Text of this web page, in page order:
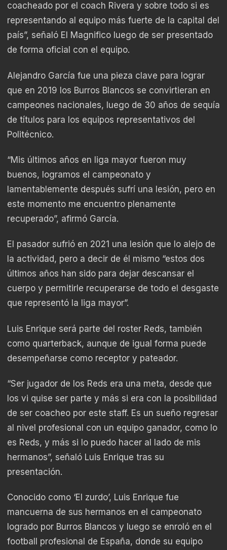
coacheado por el coach Rivera y sobre todo si es
representando al equipo más fuerte de la capital del
país”, señaló El Magnifico luego de ser presentado
de forma oficial con el equipo.
Alejandro García fue una pieza clave para lograr
que en 2019 los Burros Blancos se convirtieran en
campeones nacionales, luego de 30 años de sequía
de títulos para los equipos representativos del
Politécnico.
“Mis últimos años en liga mayor fueron muy
buenos, logramos el campeonato y
lamentablemente después sufrí una lesión, pero en
este momento me encuentro plenamente
recuperado”, afirmó García.
El pasador sufrió en 2021 una lesión que lo alejo de
la actividad, pero a decir de él mismo “estos dos
últimos años han sido para dejar descansar el
cuerpo y permitirle recuperarse de todo el desgaste
que representó la liga mayor”.
Luis Enrique será parte del roster Reds, también
como quarterback, aunque de igual forma puede
desempeñarse como receptor y pateador.
“Ser jugador de los Reds era una meta, desde que
los vi quise ser parte y más si era con la posibilidad
de ser coacheo por este staff. Es un sueño regresar
al nivel profesional con un equipo ganador, como lo
es Reds, y más si lo puedo hacer al lado de mis
hermanos”, señaló Luis Enrique tras su
presentación.
Conocido como ‘El zurdo’, Luis Enrique fue
mancuerna de sus hermanos en el campeonato
logrado por Burros Blancos y luego se enroló en el
football profesional de España, donde su equipo